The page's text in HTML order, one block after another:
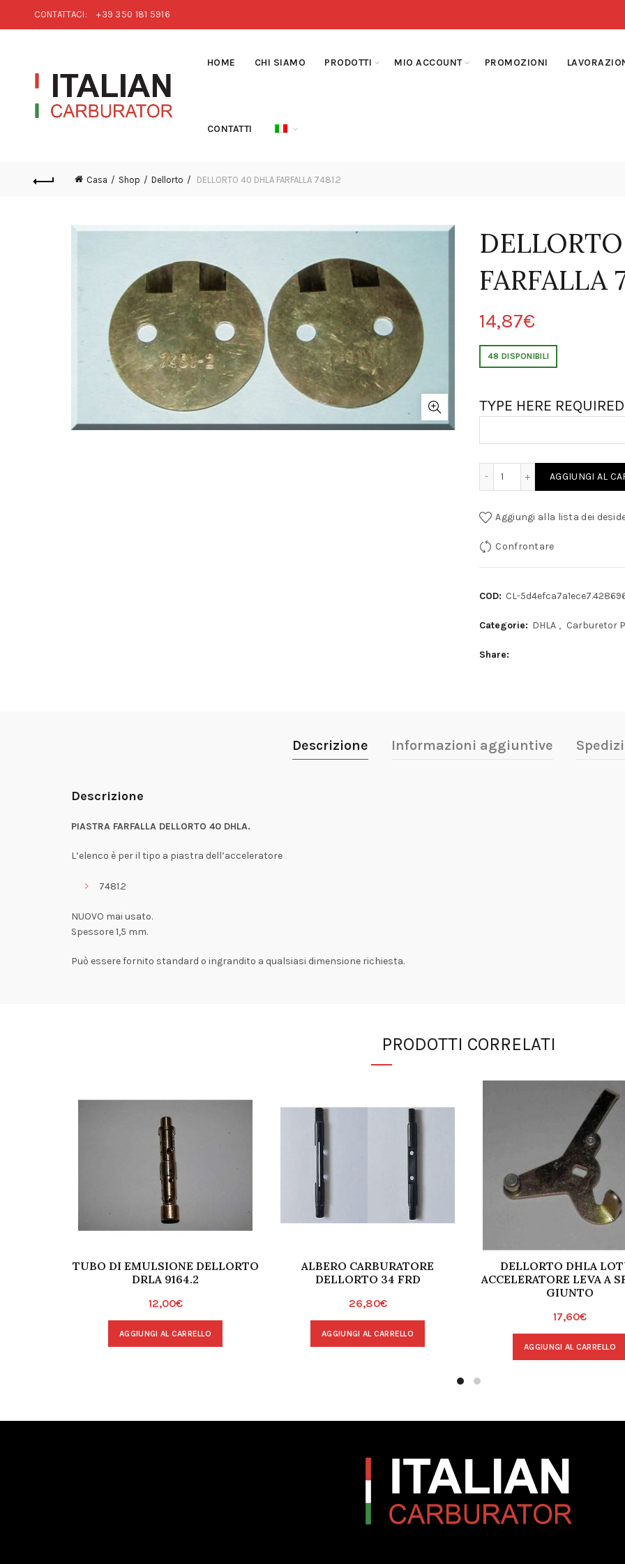
CONTATTACI: +39 350 181 5916
HOME CHI SIAMO PRODOTTI MIO ACCOUNT PROMOZIONI
CONTATTI
Casa Shop Dellorto DELLORTO 40 DHLA FARFALLA 7481.2
FARFALLA
14,87€
48 DISPONIBILI
TYPE HERE
AGGIUNGI AL
Aggiungi alla lista dei
Confrontare
COD: CL-
Categorie: DHLA , Carburetor
Share
Descrizione Informazioni aggiuntive
Descrizione
PIASTRA FARFALLA DELLORTO 40 DHLA.
L’elenco è per il tipo a piastra dell’acceleratore
7481.2
NUOVO mai usato.
Spessore 1,5 mm.
Può essere fornito standard o ingrandito a qualsiasi dimensione richiesta.
PRODOTTI CORRELATI
TUBO DI EMULSIONE DELLORTO
DRLA 9164.2
12,00€
AGGIUNGI AL CARRELLO
ALBERO CARBURATORE
DELLORTO 34 FRD
26,80€
AGGIUNGI AL CARRELLO
DELLORTO DHLA
ACCELERATORE LEVA A
GIUNTO
17,60€
AGGIUNGI AL CARRELLO